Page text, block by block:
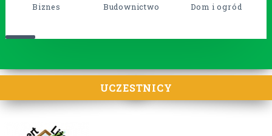
Biznes Budownictwo Dom i ogród
UCZESTNICY